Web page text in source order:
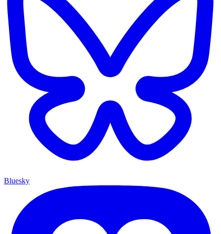
Bluesky